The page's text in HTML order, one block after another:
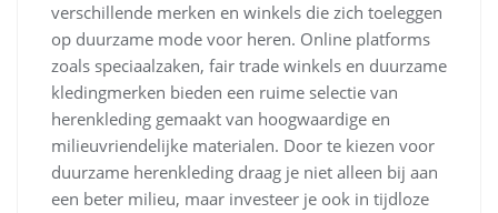
verschillende merken en winkels die zich toeleggen
op duurzame mode voor heren. Online platforms
zoals speciaalzaken, fair trade winkels en duurzame
kledingmerken bieden een ruime selectie van
herenkleding gemaakt van hoogwaardige en
milieuvriendelijke materialen. Door te kiezen voor
duurzame herenkleding draag je niet alleen bij aan
een beter milieu, maar investeer je ook in tijdloze